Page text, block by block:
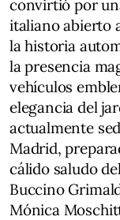
convirtió por
italiano abierto
la historia
la presencia
vehículos
elegancia del
actualmente
Madrid,
cálido saludo
Buccino
Mónica